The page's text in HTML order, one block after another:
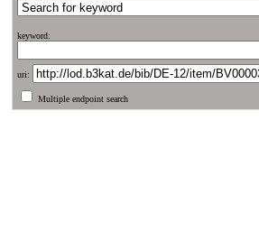
keyword:
uri:
Multiple endpoint search